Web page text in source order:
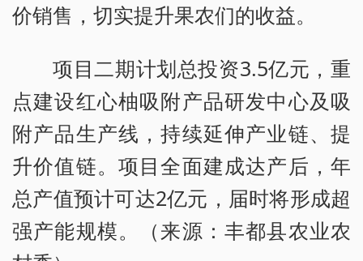
价销售，切实提升果农们的收益。
项目二期计划总投资3.5亿元，重
点建设红心柚吸附产品研发中心及吸
附产品生产线，持续延伸产业链、提
升价值链。项目全面建成达产后，年
总产值预计可达2亿元，届时将形成超
强产能规模。（来源：丰都县农业农